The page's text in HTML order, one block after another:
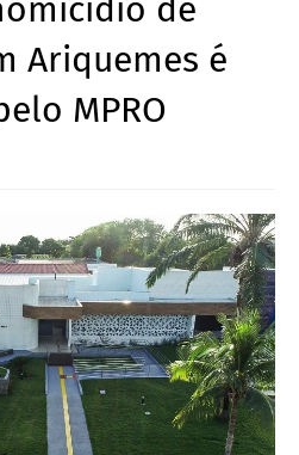
de
Ariquemes é
MPRO